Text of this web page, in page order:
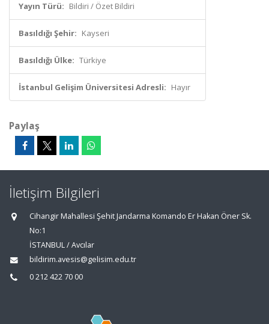
Yayın Türü: Bildiri / Özet Bildiri
Basıldığı Şehir: Kayseri
Basıldığı Ülke: Türkiye
İstanbul Gelişim Üniversitesi Adresli: Hayır
Paylaş
İletişim Bilgileri
Cihangir Mahallesi Şehit Jandarma Komando Er Hakan Öner Sk.
No:1
İSTANBUL / Avcılar
bildirim.avesis@gelisim.edu.tr
0 212 422 70 00